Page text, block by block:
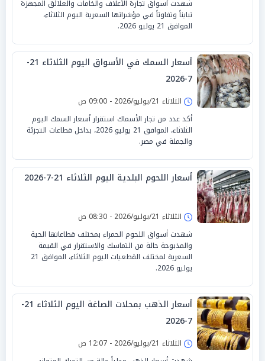
شهدت أسواق تجارة الأعلاف والخامات والعلائق المجهزة
تبايناً وتفاوتاً في مؤشراتها السعرية اليوم الثلاثاء،
الموافق 21 يوليو 2026.
أسعار السمك في الأسواق اليوم الثلاثاء 21-
7-2026
الثلاثاء 21/يوليو/2026 - 09:00 ص
أكد عدد من تجار الأسماك استقرار أسعار السمك اليوم
الثلاثاء، الموافق 21 يوليو 2026، بداخل قطاعات التجزئة
والجملة في مصر.
أسعار اللحوم البلدية اليوم الثلاثاء 21-7-2026
الثلاثاء 21/يوليو/2026 - 08:30 ص
شهدت أسواق اللحوم الحمراء بمختلف قطاعاتها الحية
والمذبوحة حالة من التماسك والاستقرار في القيمة
السعرية لمختلف القطعيات اليوم الثلاثاء، الموافق 21
يوليو 2026.
أسعار الذهب بمحلات الصاغة اليوم الثلاثاء 21-
7-2026
الثلاثاء 21/يوليو/2026 - 12:07 ص